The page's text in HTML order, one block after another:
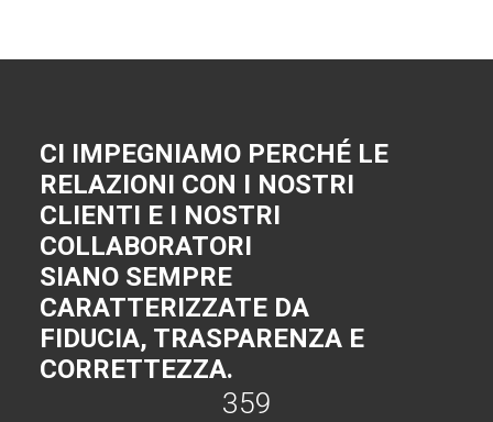
CI IMPEGNIAMO PERCHÉ LE
RELAZIONI CON I NOSTRI
CLIENTI E I NOSTRI
COLLABORATORI
SIANO SEMPRE
CARATTERIZZATE DA
FIDUCIA, TRASPARENZA E
CORRETTEZZA.
359